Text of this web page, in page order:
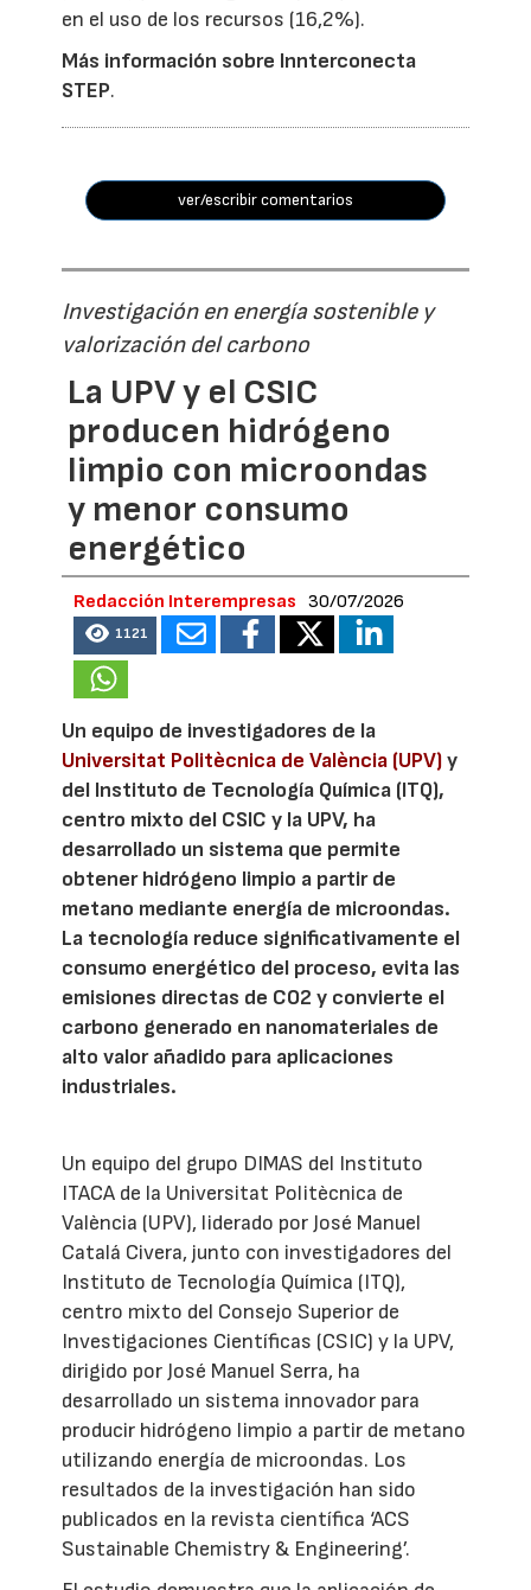
en el uso de los recursos (16,2%).
Más información sobre Innterconecta
STEP.
ver/escribir comentarios
Investigación en energía sostenible y
valorización del carbono
La UPV y el CSIC
producen hidrógeno
limpio con microondas
y menor consumo
energético
Redacción Interempresas 30/07/2026
1121
Un equipo de investigadores de la
Universitat Politècnica de València (UPV)y
del Instituto de Tecnología Química (ITQ),
centro mixto del CSIC y la UPV, ha
desarrollado un sistema que permite
obtener hidrógeno limpio a partir de
metano mediante energía de microondas.
La tecnología reduce significativamente el
consumo energético del proceso, evita las
emisiones directas de CO2 y convierte el
carbono generado en nanomateriales de
alto valor añadido para aplicaciones
industriales.
Un equipo del grupo DIMAS del Instituto
ITACA de la Universitat Politècnica de
València (UPV), liderado por José Manuel
Catalá Civera, junto con investigadores del
Instituto de Tecnología Química (ITQ),
centro mixto del Consejo Superior de
Investigaciones Científicas (CSIC) y la UPV,
dirigido por José Manuel Serra, ha
desarrollado un sistema innovador para
producir hidrógeno limpio a partir de metano
utilizando energía de microondas. Los
resultados de la investigación han sido
publicados en la revista científica ‘ACS
Sustainable Chemistry & Engineering’.